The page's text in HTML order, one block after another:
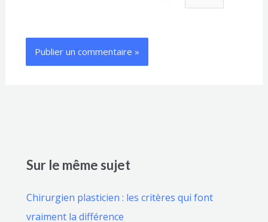
Sur le même sujet
Chirurgien plasticien : les critères qui font
vraiment la différence